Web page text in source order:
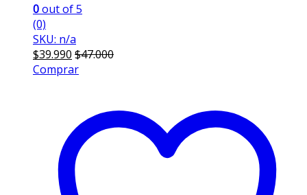
0out of 5
(0)
SKU: n/a
$39.990 $47.000
Comprar